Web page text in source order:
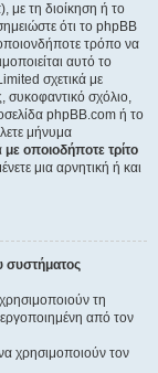
με τη διοίκηση ή το
ότι το phpBB
τρόπο να
αυτό το
σχετικά με
συκοφαντικό σχόλιο,
phpBB.com ή το
μήνυμα
με οποιοδήποτε τρίτο
μια αρνητική ή και
συστήματος
τη
από τον
χρησιμοποιούν τον